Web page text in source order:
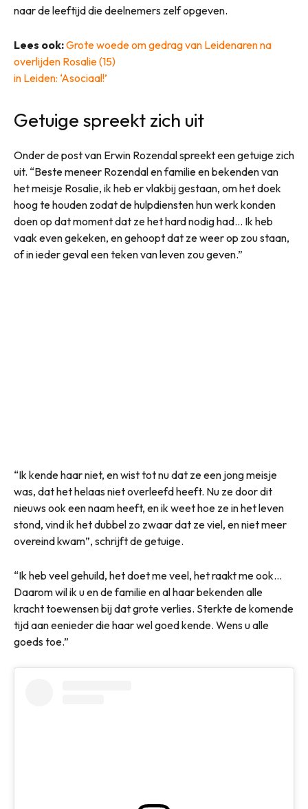
naar de leeftijd die deelnemers zelf opgeven.
Lees ook:Grote woede om gedrag van Leidenaren na
overlijden Rosalie (15)
in Leiden: ‘Asociaal!’
Getuige spreekt zich uit
Onder de post van Erwin Rozendal spreekt een getuige zich
uit. “Beste meneer Rozendal en familie en bekenden van
het meisje Rosalie, ik heb er vlakbij gestaan, om het doek
hoog te houden zodat de hulpdiensten hun werk konden
doen op dat moment dat ze het hard nodig had… Ik heb
vaak even gekeken, en gehoopt dat ze weer op zou staan,
of in ieder geval een teken van leven zou geven.”
“Ik kende haar niet, en wist tot nu dat ze een jong meisje
was, dat het helaas niet overleefd heeft. Nu ze door dit
nieuws ook een naam heeft, en ik weet hoe ze in het leven
stond, vind ik het dubbel zo zwaar dat ze viel, en niet meer
overeind kwam”, schrijft de getuige.
“Ik heb veel gehuild, het doet me veel, het raakt me ook…
Daarom wil ik u en de familie en al haar bekenden alle
kracht toewensen bij dat grote verlies. Sterkte de komende
tijd aan eenieder die haar wel goed kende. Wens u alle
goeds toe.”